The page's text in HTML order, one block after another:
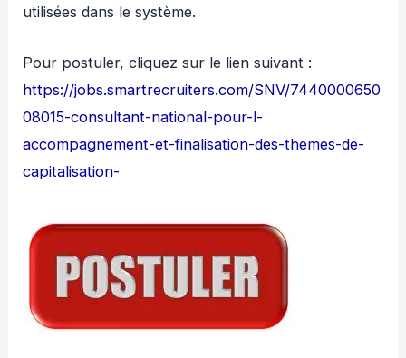
utilisées dans le système.
Pour postuler, cliquez sur le lien suivant :
https://jobs.smartrecruiters.com/SNV/7440000650
08015-consultant-national-pour-l-
accompagnement-et-finalisation-des-themes-de-
capitalisation-